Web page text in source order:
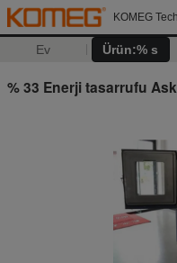
KOMEG
Ev Ürün:% s
% 33 Enerji tasarrufu